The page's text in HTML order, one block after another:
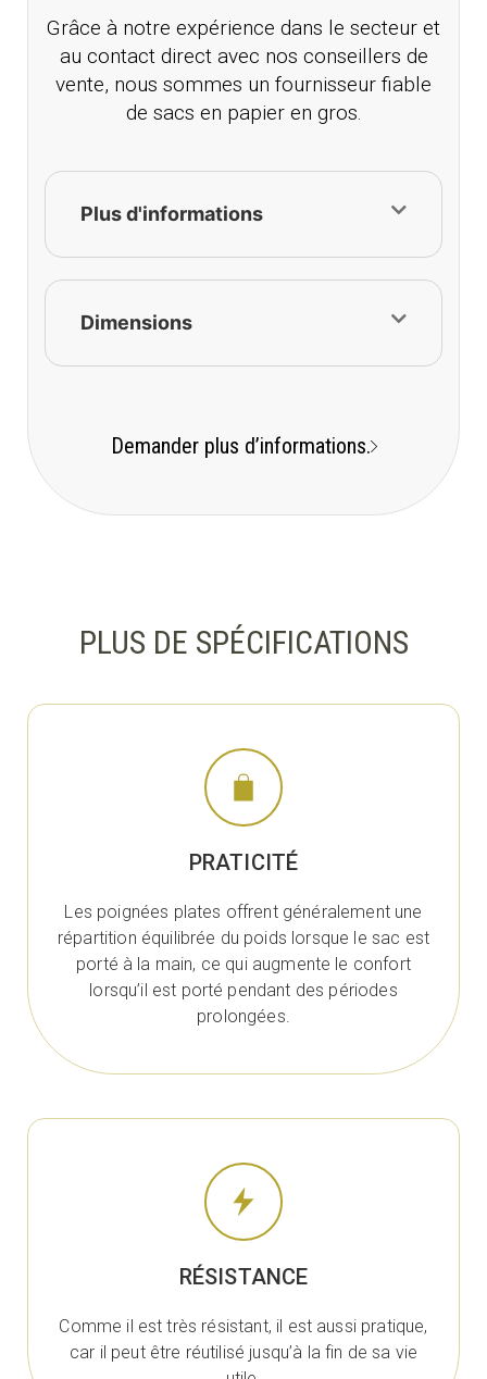
Grâce à notre expérience dans le secteur et
au contact direct avec nos conseillers de
vente, nous sommes un fournisseur fiable
de sacs en papier en gros.
Plus d'informations
Dimensions
Demander plus d’informations.
PLUS DE SPÉCIFICATIONS
PRATICITÉ
Les poignées plates offrent généralement une
répartition équilibrée du poids lorsque le sac est
porté à la main, ce qui augmente le confort
lorsqu’il est porté pendant des périodes
prolongées.
RÉSISTANCE
Comme il est très résistant, il est aussi pratique,
car il peut être réutilisé jusqu’à la fin de sa vie